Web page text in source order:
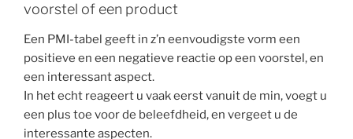
voorstel of een product
Een PMI-tabel geeft in z’n eenvoudigste vorm een
positieve en een negatieve reactie op een voorstel, en
een interessant aspect.
In het echt reageert u vaak eerst vanuit de min, voegt u
een plus toe voor de beleefdheid, en vergeet u de
interessante aspecten.